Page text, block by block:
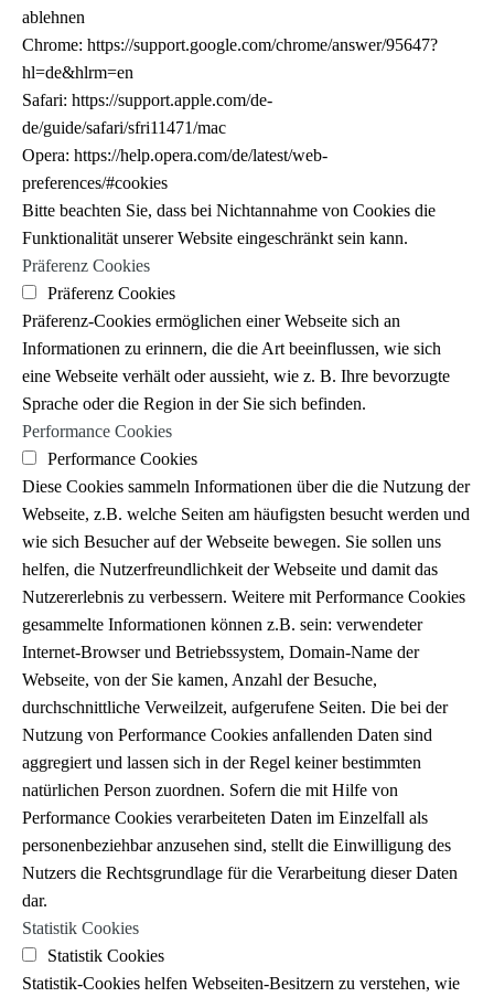
ablehnen
Chrome: https://support.google.com/chrome/answer/95647?
hl=de&hlrm=en
Safari: https://support.apple.com/de-
de/guide/safari/sfri11471/mac
Opera: https://help.opera.com/de/latest/web-
preferences/#cookies
Bitte beachten Sie, dass bei Nichtannahme von Cookies die
Funktionalität unserer Website eingeschränkt sein kann.
Präferenz Cookies
Präferenz Cookies
Präferenz-Cookies ermöglichen einer Webseite sich an
Informationen zu erinnern, die die Art beeinflussen, wie sich
eine Webseite verhält oder aussieht, wie z. B. Ihre bevorzugte
Sprache oder die Region in der Sie sich befinden.
Performance Cookies
Performance Cookies
Diese Cookies sammeln Informationen über die die Nutzung der
Webseite, z.B. welche Seiten am häufigsten besucht werden und
wie sich Besucher auf der Webseite bewegen. Sie sollen uns
helfen, die Nutzerfreundlichkeit der Webseite und damit das
Nutzererlebnis zu verbessern. Weitere mit Performance Cookies
gesammelte Informationen können z.B. sein: verwendeter
Internet-Browser und Betriebssystem, Domain-Name der
Webseite, von der Sie kamen, Anzahl der Besuche,
durchschnittliche Verweilzeit, aufgerufene Seiten. Die bei der
Nutzung von Performance Cookies anfallenden Daten sind
aggregiert und lassen sich in der Regel keiner bestimmten
natürlichen Person zuordnen. Sofern die mit Hilfe von
Performance Cookies verarbeiteten Daten im Einzelfall als
personenbeziehbar anzusehen sind, stellt die Einwilligung des
Nutzers die Rechtsgrundlage für die Verarbeitung dieser Daten
dar.
Statistik Cookies
Statistik Cookies
Statistik-Cookies helfen Webseiten-Besitzern zu verstehen, wie